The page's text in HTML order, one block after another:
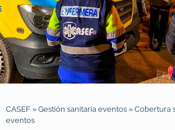
CASEF » Gestión sanitaria eventos » Cobertura
eventos